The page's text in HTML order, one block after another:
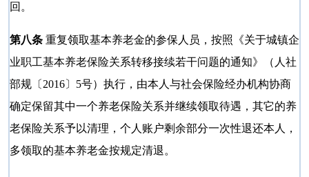
回。
第八条 重复领取基本养老金的参保人员，按照《关于城镇企
业职工基本养老保险关系转移接续若干问题的通知》（人社
部规〔2016〕5号）执行，由本人与社会保险经办机构协商
确定保留其中一个养老保险关系并继续领取待遇，其它的养
老保险关系予以清理，个人账户剩余部分一次性退还本人，
多领取的基本养老金按规定清退。